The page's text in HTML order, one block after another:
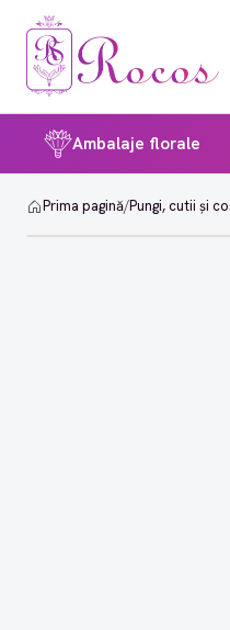
Ambalaje florale
Prima pagină/Pungi, cutii și